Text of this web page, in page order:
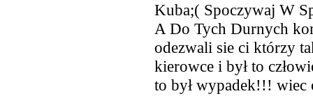
Kuba;( Spoczywaj W
A Do Tych Durnych
odezwali sie ci którzy
kierowce i był to
to był wypadek!!!